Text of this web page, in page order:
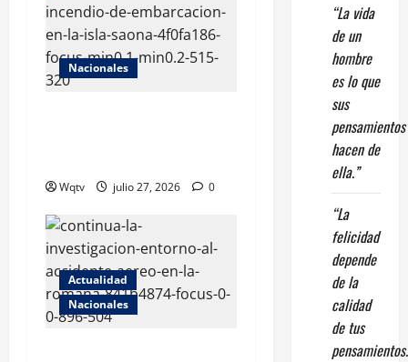
Nacionales
Wqtv julio 27, 2026 0
Actualidad
Nacionales
“La vida
de un
hombre
es lo que
sus
pensamientos
hacen de
ella.”
“La
felicidad
depende
de la
calidad
de tus